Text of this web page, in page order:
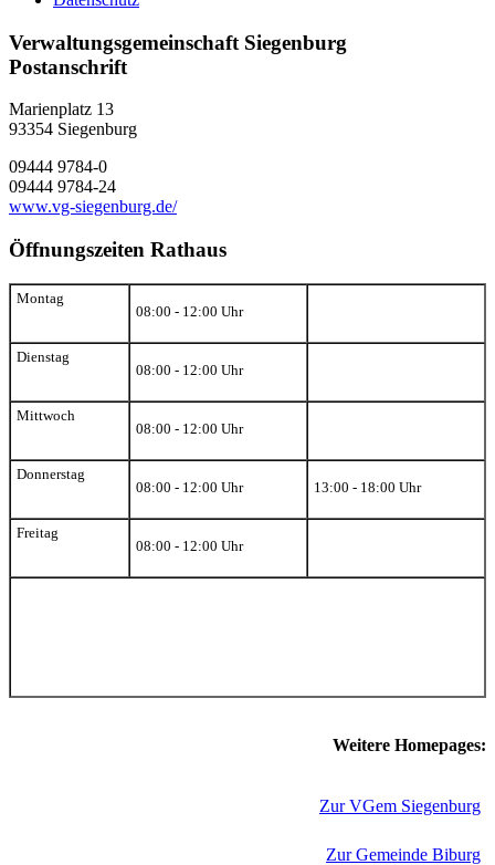
Verwaltungsgemeinschaft Siegenburg
Postanschrift
Marienplatz 13
93354 Siegenburg
09444 9784-0
09444 9784-24
www.vg-siegenburg.de/
Öffnungszeiten Rathaus
Montag
08:00 - 12:00 Uhr
Dienstag
08:00 - 12:00 Uhr
Mittwoch
08:00 - 12:00 Uhr
Donnerstag
08:00 - 12:00 Uhr
13:00 - 18:00 Uhr
Freitag
08:00 - 12:00 Uhr
Weitere Homepages:
Zur VGem Siegenburg
Zur Gemeinde Biburg